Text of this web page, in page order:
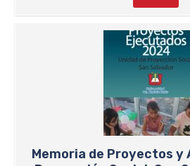
Memoria de Proyectos y